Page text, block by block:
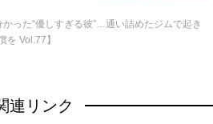
かった“優しすぎる彼”…通い詰めたジムで起き
を Vol.77】
連リンク